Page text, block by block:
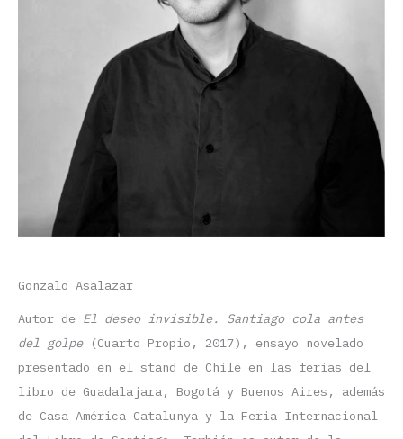
Gonzalo Asalazar
Autor de El deseo invisible. Santiago cola antes
del golpe(Cuarto Propio, 2017), ensayo novelado
presentado en el stand de Chile en las ferias del
libro de Guadalajara, Bogotá y Buenos Aires, además
de Casa América Catalunya y la Feria Internacional